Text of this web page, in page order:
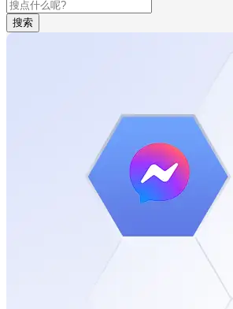
搜索